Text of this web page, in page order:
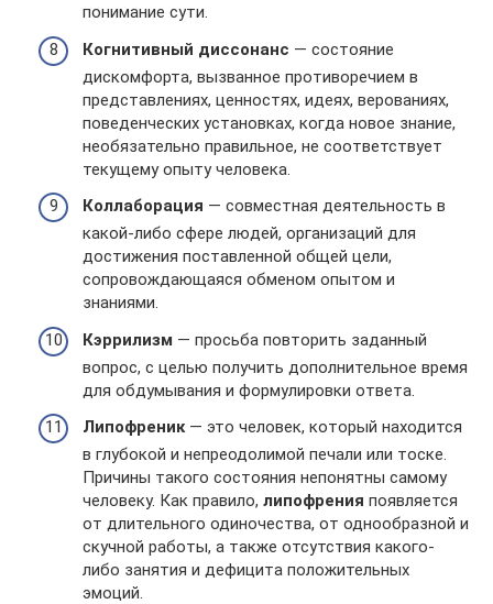
понимание сути.
Когнитивный диссонанс — состояние
дискомфорта, вызванное противоречием в
представлениях, ценностях, идеях, верованиях,
поведенческих установках, когда новое знание,
необязательно правильное, не соответствует
текущему опыту человека.
Коллаборация — совместная деятельность в
какой-либо сфере людей, организаций для
достижения поставленной общей цели,
сопровождающаяся обменом опытом и
знаниями.
Кэррилизм — просьба повторить заданный
вопрос, с целью получить дополнительное время
для обдумывания и формулировки ответа.
Липофреник— это человек, который находится
в глубокой и непреодолимой печали или тоске.
Причины такого состояния непонятны самому
человеку. Как правило, липофрения появляется
от длительного одиночества, от однообразной и
скучной работы, а также отсутствия какого-
либо занятия и дефицита положительных
эмоций.